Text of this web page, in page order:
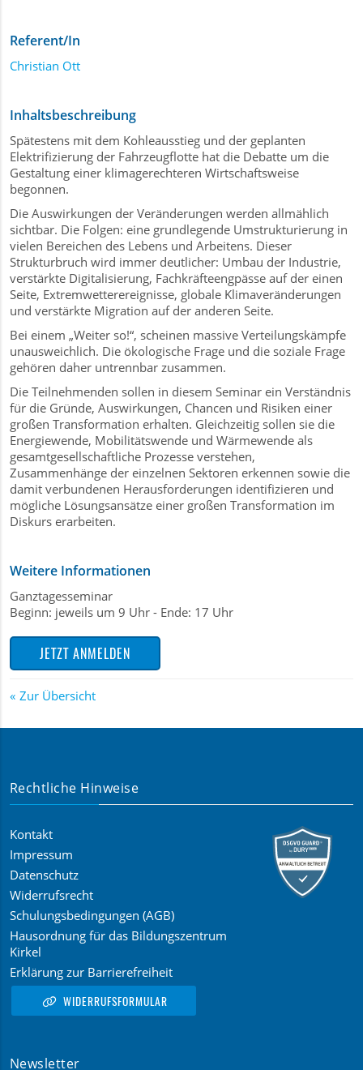
Referent/In
Christian Ott
Inhaltsbeschreibung
Spätestens mit dem Kohleausstieg und der geplanten
Elektrifizierung der Fahrzeugflotte hat die Debatte um die
Gestaltung einer klimagerechteren Wirtschaftsweise
begonnen.
Die Auswirkungen der Veränderungen werden allmählich
sichtbar. Die Folgen: eine grundlegende Umstrukturierung in
vielen Bereichen des Lebens und Arbeitens. Dieser
Strukturbruch wird immer deutlicher: Umbau der Industrie,
verstärkte Digitalisierung, Fachkräfteengpässe auf der einen
Seite, Extremwetterereignisse, globale Klimaveränderungen
und verstärkte Migration auf der anderen Seite.
Bei einem „Weiter so!“, scheinen massive Verteilungskämpfe
unausweichlich. Die ökologische Frage und die soziale Frage
gehören daher untrennbar zusammen.
Die Teilnehmenden sollen in diesem Seminar ein Verständnis
für die Gründe, Auswirkungen, Chancen und Risiken einer
großen Transformation erhalten. Gleichzeitig sollen sie die
Energiewende, Mobilitätswende und Wärmewende als
gesamtgesellschaftliche Prozesse verstehen,
Zusammenhänge der einzelnen Sektoren erkennen sowie die
damit verbundenen Herausforderungen identifizieren und
mögliche Lösungsansätze einer großen Transformation im
Diskurs erarbeiten.
Weitere Informationen
Ganztagesseminar
Beginn: jeweils um 9 Uhr - Ende: 17 Uhr
JETZT ANMELDEN
Zur Übersicht
Rechtliche Hinweise
Kontakt
Impressum
Datenschutz
Widerrufsrecht
Schulungsbedingungen (AGB)
Hausordnung für das Bildungszentrum
Kirkel
Erklärung zur Barrierefreiheit
WIDERRUFSFORMULAR
Newsletter